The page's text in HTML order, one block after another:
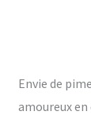
Envie de
amoureux